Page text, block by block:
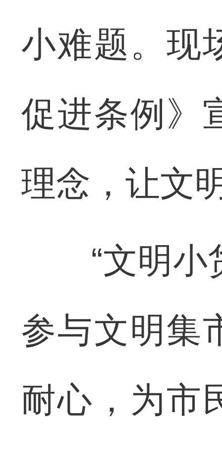
小难题。现
促进条例》
理念，让文
“文明小货
参与文明集
耐心，为市